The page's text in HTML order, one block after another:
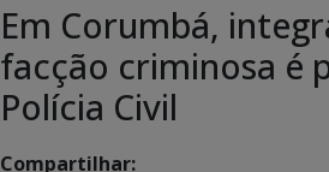
Em Corumbá,
facção criminosa é
Polícia Civil
Compartilhar: